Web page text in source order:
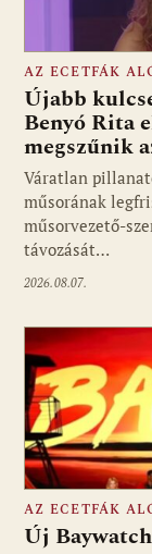
Fotó: media1.hu
AZ ECETFÁK
Újabb
Benyó Rita
megszűnik
Váratlan
műsorának
műsorvezető-
távozását…
2026.08.07.
AZ ECETFÁK
Új